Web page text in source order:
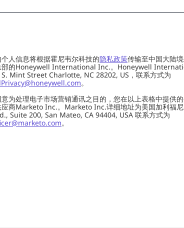
人信息将根据霍尼韦尔科技的隐私政策传输至中国大陆
部的Honeywell International Inc.。Honeywell
S. Mint Street Charlotte, NC 28202, US，联系方式为
。
为处理电子市场营销通讯之目的，您在以上表格中提供
应商Marketo Inc.。Marketo Inc.详细地址为美国加利福
Suite 200, San Mateo, CA 94404, USA 联系方式为
。